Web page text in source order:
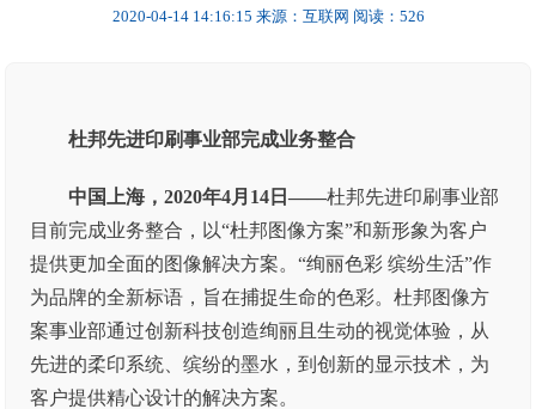
2020-04-14 14:16:15 来源：互联网 阅读：526
杜邦先进印刷事业部完成业务整合
中国上海，2020年4月14日——杜邦先进印刷事业部
目前完成业务整合，以“杜邦图像方案”和新形象为客户
提供更加全面的图像解决方案。“绚丽色彩 缤纷生活”作
为品牌的全新标语，旨在捕捉生命的色彩。杜邦图像方
案事业部通过创新科技创造绚丽且生动的视觉体验，从
先进的柔印系统、缤纷的墨水，到创新的显示技术，为
客户提供精心设计的解决方案。